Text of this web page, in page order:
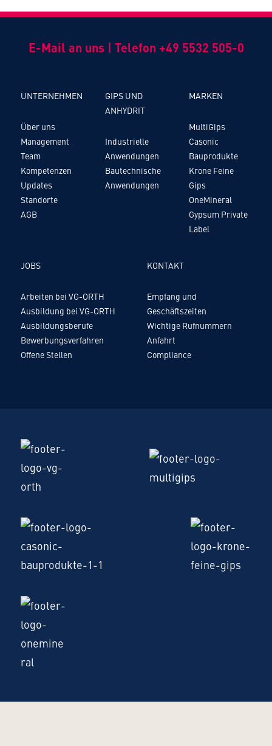
E-Mail an uns| Telefon +49 5532 505-0
UNTERNEHMEN
Über uns
Management
Team
Kompetenzen
Updates
Standorte
AGB
GIPS UND
ANHYDRIT
Industrielle
Anwendungen
Bautechnische
Anwendungen
MARKEN
MultiGips
Casonic
Bauprodukte
Krone Feine
Gips
OneMineral
Gypsum Private
Label
JOBS
Arbeiten bei VG-ORTH
Ausbildung bei VG-ORTH
Ausbildungsberufe
Bewerbungsverfahren
Offene Stellen
KONTAKT
Empfang und
Geschäftszeiten
Wichtige Rufnummern
Anfahrt
Compliance